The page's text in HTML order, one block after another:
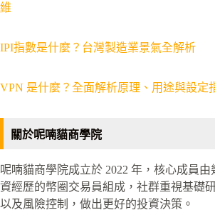
維
IPI指數是什麼？台灣製造業景氣全解析
VPN 是什麼？全面解析原理、用途與設定
關於呢喃貓商學院
呢喃貓商學院成立於 2022 年，核心成員
資經歷的幣圈交易員組成，社群重視基礎
以及風險控制，做出更好的投資決策。